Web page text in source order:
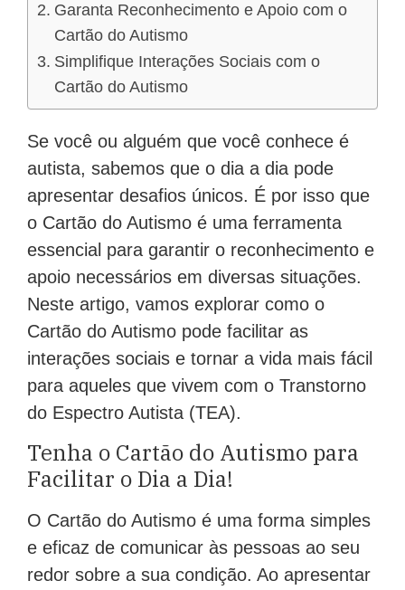
Garanta Reconhecimento e Apoio com o
Cartão do Autismo
Simplifique Interações Sociais com o
Cartão do Autismo
Se você ou alguém que você conhece é
autista, sabemos que o dia a dia pode
apresentar desafios únicos. É por isso que
o Cartão do Autismo é uma ferramenta
essencial para garantir o reconhecimento e
apoio necessários em diversas situações.
Neste artigo, vamos explorar como o
Cartão do Autismo pode facilitar as
interações sociais e tornar a vida mais fácil
para aqueles que vivem com o Transtorno
do Espectro Autista (TEA).
Tenha o Cartão do Autismo para
Facilitar o Dia a Dia!
O Cartão do Autismo é uma forma simples
e eficaz de comunicar às pessoas ao seu
redor sobre a sua condição. Ao apresentar